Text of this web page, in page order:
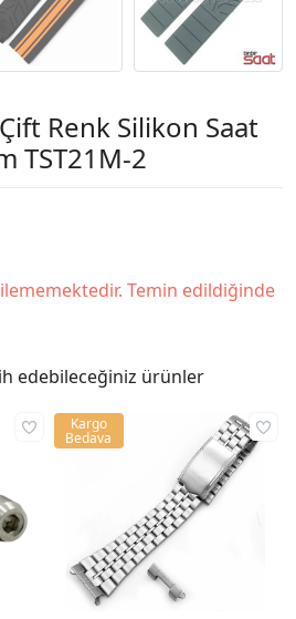
Renk Silikon Saat
TST21M-2
Temin edildiğinde
edebileceğiniz ürünler
Kargo
Bedava